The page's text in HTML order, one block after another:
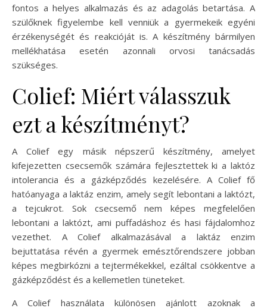
fontos a helyes alkalmazás és az adagolás betartása. A
szülőknek figyelembe kell venniük a gyermekeik egyéni
érzékenységét és reakcióját is. A készítmény bármilyen
mellékhatása esetén azonnali orvosi tanácsadás
szükséges.
Colief: Miért válasszuk
ezt a készítményt?
A Colief egy másik népszerű készítmény, amelyet
kifejezetten csecsemők számára fejlesztettek ki a laktóz
intolerancia és a gázképződés kezelésére. A Colief fő
hatóanyaga a laktáz enzim, amely segít lebontani a laktózt,
a tejcukrot. Sok csecsemő nem képes megfelelően
lebontani a laktózt, ami puffadáshoz és hasi fájdalomhoz
vezethet. A Colief alkalmazásával a laktáz enzim
bejuttatása révén a gyermek emésztőrendszere jobban
képes megbirkózni a tejtermékekkel, ezáltal csökkentve a
gázképződést és a kellemetlen tüneteket.
A Colief használata különösen ajánlott azoknak a